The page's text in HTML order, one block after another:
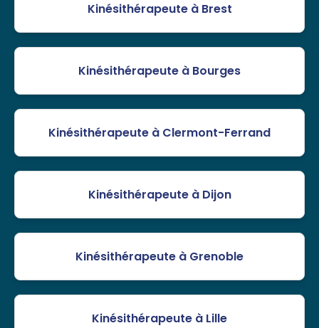
Kinésithérapeute à Brest
Kinésithérapeute à Bourges
Kinésithérapeute à Clermont-Ferrand
Kinésithérapeute à Dijon
Kinésithérapeute à Grenoble
Kinésithérapeute à Lille